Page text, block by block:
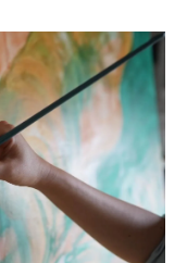
ート配置の秘訣
の新しい形とは
、次世代のオフ